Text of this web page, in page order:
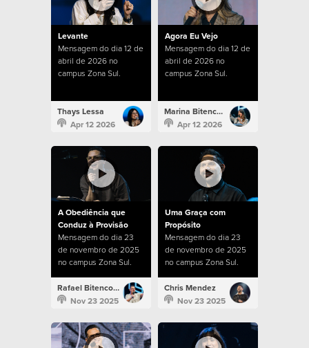
Levante
Mensagem do dia 12 de
abril de 2026 no
campus Zona Sul.
Thays Lessa
Apr 12 2026
Agora Eu Vejo
Mensagem do dia 12 de
abril de 2026 no
campus Zona Sul.
Marina Bitencourt
Apr 12 2026
A Obediência que
Conduz à Provisão
Mensagem do dia 23
de novembro de 2025
no campus Zona Sul.
Rafael Bitencourt
Nov 23 2025
Uma Graça com
Propósito
Mensagem do dia 23
de novembro de 2025
no campus Zona Sul.
Chris Mendez
Nov 23 2025